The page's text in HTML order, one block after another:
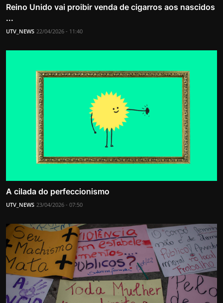
Reino Unido vai proibir venda de cigarros aos nascidos
...
UTV_NEWS 22/04/2026 - 11:40
A cilada do perfeccionismo
UTV_NEWS 23/04/2026 - 07:50